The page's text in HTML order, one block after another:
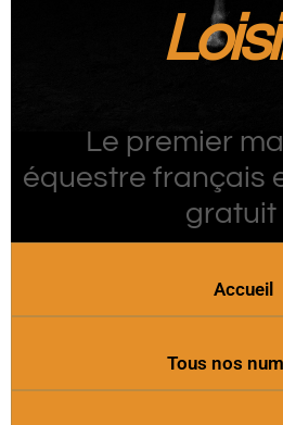
Le premier
équestre français
gratuit
Accueil
Tous nos